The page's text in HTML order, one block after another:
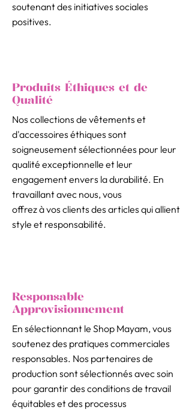
soutenant des initiatives sociales
positives.
Produits Éthiques et de
Qualité
Nos collections de vêtements et
d'accessoires éthiques sont
soigneusement sélectionnées pour leur
qualité exceptionnelle et leur
engagement envers la durabilité. En
travaillant avec nous, vous
offrez à vos clients des articles qui allient
style et responsabilité.
Responsable
Approvisionnement
En sélectionnant le Shop Mayam, vous
soutenez des pratiques commerciales
responsables. Nos partenaires de
production sont sélectionnés avec soin
pour garantir des conditions de travail
équitables et des processus